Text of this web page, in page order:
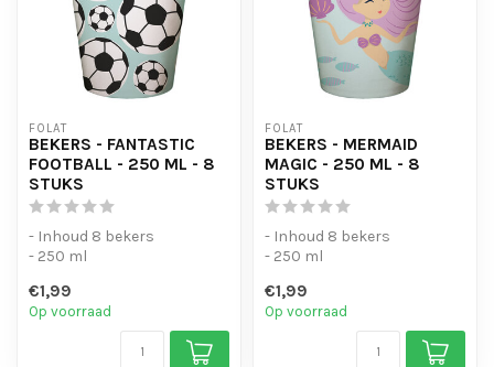
FOLAT
BEKERS - FANTASTIC
FOOTBALL - 250 ML - 8
STUKS
- Inhoud 8 bekers
- 250 ml
€1,99
Op voorraad
FOLAT
BEKERS - MERMAID
MAGIC - 250 ML - 8
STUKS
- Inhoud 8 bekers
- 250 ml
€1,99
Op voorraad